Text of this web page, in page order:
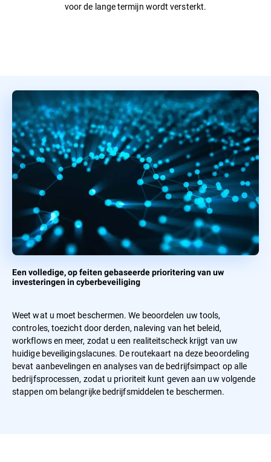
voor de lange termijn wordt versterkt.
Een volledige, op feiten gebaseerde prioritering van uw
investeringen in cyberbeveiliging
Weet wat u moet beschermen. We beoordelen uw tools,
controles, toezicht door derden, naleving van het beleid,
workflows en meer, zodat u een realiteitscheck krijgt van uw
huidige beveiligingslacunes. De routekaart na deze beoordeling
bevat aanbevelingen en analyses van de bedrijfsimpact op alle
bedrijfsprocessen, zodat u prioriteit kunt geven aan uw volgende
stappen om belangrijke bedrijfsmiddelen te beschermen.